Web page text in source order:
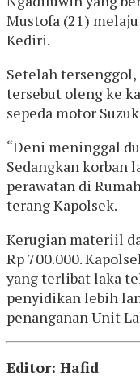
Mustofa (21)
Kediri.
Setelah tersenggol,
tersebut oleng ke
sepeda motor
“Deni meninggal
Sedangkan korban
perawatan di
terang Kapolsek.
Kerugian materiil
Rp 700.000.
yang terlibat laka
penyidikan lebih
penanganan Unit
Editor: Hafid